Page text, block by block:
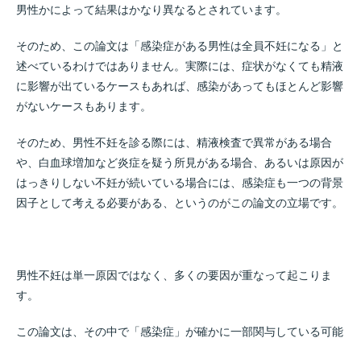
男性かによって結果はかなり異なるとされています。
そのため、この論文は「感染症がある男性は全員不妊になる」と
述べているわけではありません。実際には、症状がなくても精液
に影響が出ているケースもあれば、感染があってもほとんど影響
がないケースもあります。
そのため、男性不妊を診る際には、精液検査で異常がある場合
や、白血球増加など炎症を疑う所見がある場合、あるいは原因が
はっきりしない不妊が続いている場合には、感染症も一つの背景
因子として考える必要がある、というのがこの論文の立場です。
男性不妊は単一原因ではなく、多くの要因が重なって起こりま
す。
この論文は、その中で「感染症」が確かに一部関与している可能